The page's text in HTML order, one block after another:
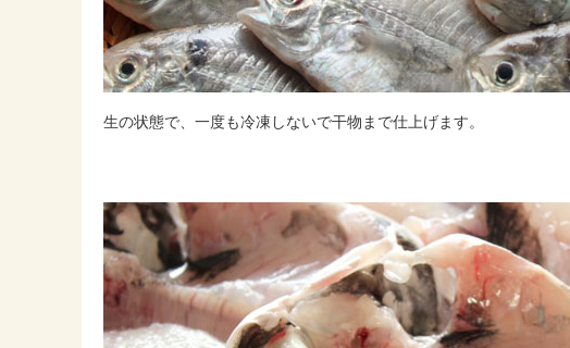
生の状態で、一度も冷凍しないで干物まで仕上げます。